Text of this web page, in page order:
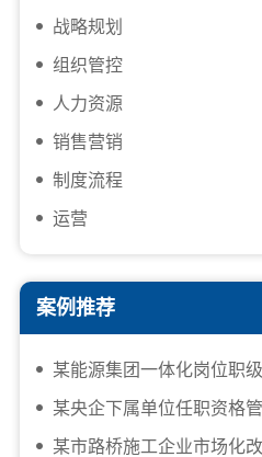
战略规划
组织管控
人力资源
销售营销
制度流程
运营
案例推荐
某能源集团一体化岗位职
某央企下属单位任职资格
某市路桥施工企业市场化